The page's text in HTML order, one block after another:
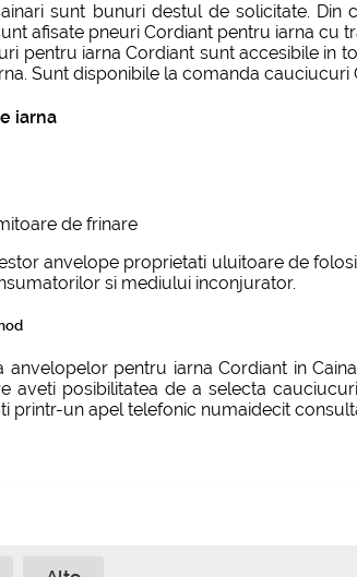
sunt bunuri destul de solicitate.
afisate pneuri Cordiant pentru iarna
pentru iarna Cordiant sunt accesibile in
Sunt disponibile la comanda cauciucuri
iarna
de frinare
anvelope proprietati uluitoare de
si mediului inconjurator.
pentru iarna Cordiant in
aveti posibilitatea de a selecta
printr-un apel telefonic numaidecit